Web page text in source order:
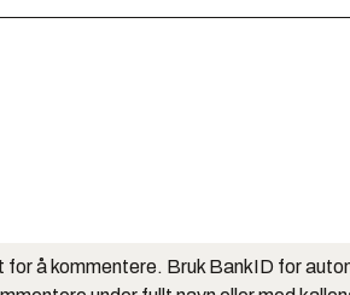
å kommentere. Bruk BankID for